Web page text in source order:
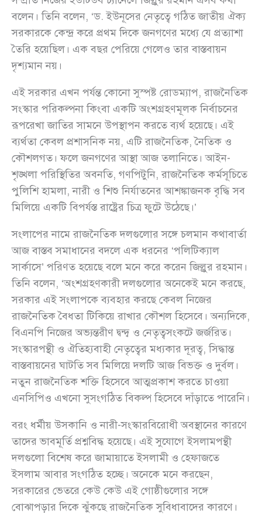
বলেন। তিনি বলেন, ‘ড. ইউনূসের নেতৃত্বে গঠিত জাতীয় ঐক্য
সরকারকে কেন্দ্র করে প্রথম দিকে জনগণের মধ্যে যে প্রত্যাশা
তৈরি হয়েছিল। এক বছর পেরিয়ে গেলেও তার বাস্তবায়ন
দৃশ্যমান নয়।
এই সরকার এখন পর্যন্ত কোনো সুস্পষ্ট রোডম্যাপ, রাজনৈতিক
সংস্কার পরিকল্পনা কিংবা একটি অংশগ্রহণমূলক নির্বাচনের
রূপরেখা জাতির সামনে উপস্থাপন করতে ব্যর্থ হয়েছে। এই
ব্যর্থতা কেবল প্রশাসনিক নয়, এটি রাজনৈতিক, নৈতিক ও
কৌশলগত। ফলে জনগণের আস্থা আজ তলানিতে। আইন-
শৃঙ্খলা পরিস্থিতির অবনতি, গণপিটুনি, রাজনৈতিক কর্মসূচিতে
পুলিশি হামলা, নারী ও শিশু নির্যাতনের আশঙ্কাজনক বৃদ্ধি সব
মিলিয়ে একটি বিপর্যস্ত রাষ্ট্রের চিত্র ফুটে উঠেছে।’
সংলাপের নামে রাজনৈতিক দলগুলোর সঙ্গে চলমান কথাবার্তা
আজ বাস্তব সমাধানের বদলে এক ধরনের ‘পলিটিক্যাল
সার্কাসে’ পরিণত হয়েছে বলে মনে করে করেন জিল্লুর রহমান।
তিনি বলেন, ‘অংশগ্রহণকারী দলগুলোর অনেকেই মনে করছে,
সরকার এই সংলাপকে ব্যবহার করছে কেবল নিজের
রাজনৈতিক বৈধতা টিকিয়ে রাখার কৌশল হিসেবে। অন্যদিকে,
বিএনপি নিজের অভ্যন্তরীণ দ্বন্দ্ব ও নেতৃত্বসংকটে জর্জরিত।
সংস্কারপন্থী ও ঐতিহ্যবাহী নেতৃত্বের মধ্যকার দূরত্ব, সিদ্ধান্ত
বাস্তবায়নের ঘাটতি সব মিলিয়ে দলটি আজ বিভক্ত ও দুর্বল।
নতুন রাজনৈতিক শক্তি হিসেবে আত্মপ্রকাশ করতে চাওয়া
এনসিপিও এখনো সুসংগঠিত বিকল্প হিসেবে দাঁড়াতে পারেনি।
বরং ধর্মীয় উসকানি ও নারী-সংস্কারবিরোধী অবস্থানের কারণে
তাদের ভাবমূর্তি প্রশ্নবিদ্ধ হয়েছে। এই সুযোগে ইসলামপন্থী
দলগুলো বিশেষ করে জামায়াতে ইসলামী ও হেফাজতে
ইসলাম আবার সংগঠিত হচ্ছে। অনেকে মনে করছেন,
সরকারের ভেতরে কেউ কেউ এই গোষ্ঠীগুলোর সঙ্গে
বোঝাপড়ার দিকে ঝুঁকছে রাজনৈতিক সুবিধাবাদের কারণে।